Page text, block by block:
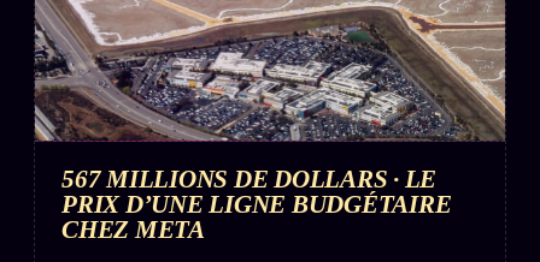
567 MILLIONS DE DOLLARS · LE
PRIX D’UNE LIGNE BUDGÉTAIRE
CHEZ META